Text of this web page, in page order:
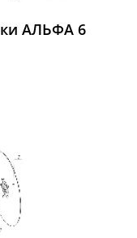
АЛЬФА 6